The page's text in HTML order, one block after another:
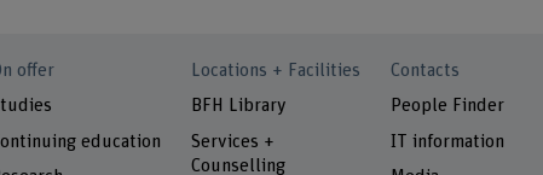
offer
education
Locations + Facilities
BFH Library
Services +
Counselling
Contacts
People Finder
IT information